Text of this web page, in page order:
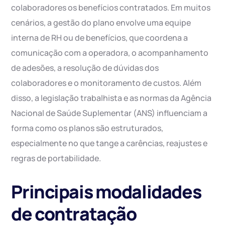
colaboradores os benefícios contratados. Em muitos
cenários, a gestão do plano envolve uma equipe
interna de RH ou de benefícios, que coordena a
comunicação com a operadora, o acompanhamento
de adesões, a resolução de dúvidas dos
colaboradores e o monitoramento de custos. Além
disso, a legislação trabalhista e as normas da Agência
Nacional de Saúde Suplementar (ANS) influenciam a
forma como os planos são estruturados,
especialmente no que tange a carências, reajustes e
regras de portabilidade.
Principais modalidades
de contratação